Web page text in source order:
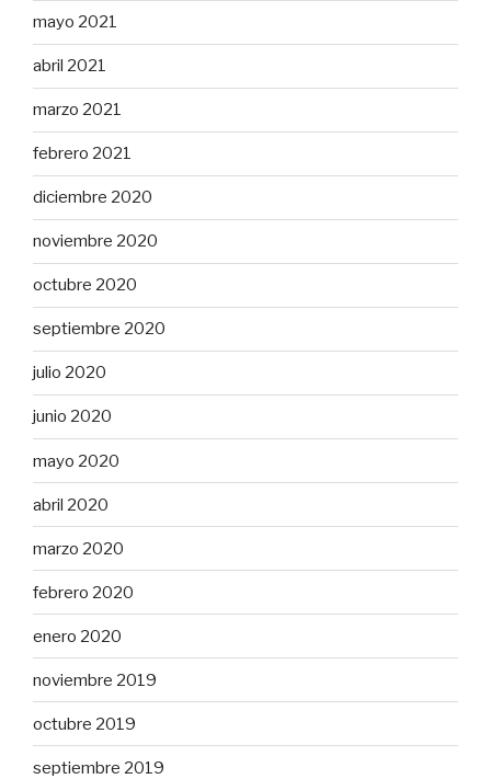
mayo 2021
abril 2021
marzo 2021
febrero 2021
diciembre 2020
noviembre 2020
octubre 2020
septiembre 2020
julio 2020
junio 2020
mayo 2020
abril 2020
marzo 2020
febrero 2020
enero 2020
noviembre 2019
octubre 2019
septiembre 2019